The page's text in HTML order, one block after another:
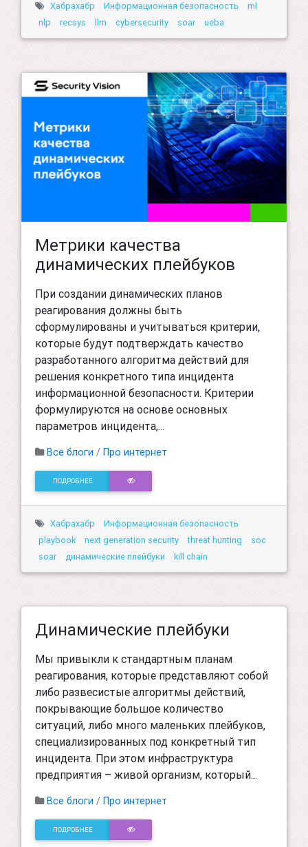
Хабрахабр Информационная безопасность
ml
nlp
recsys llm cybersecurity soar ueba
Метрики качества
динамических плейбуков
При создании динамических планов
реагирования должны быть
сформулированы и учитываться критерии,
которые будут подтверждать качество
разработанного алгоритма действий для
решения конкретного типа инцидента
информационной безопасности. Критерии
формулируются на основе основных
параметров инцидента,...
Все блоги / Про интернет
ПОДРОБНЕЕ
Хабрахабр
Информационная безопасность
playbook
next generation security threat hunting
soc
soar
динамические плейбуки kill chain
Динамические плейбуки
Мы привыкли к стандартным планам
реагирования, которые представляют собой
либо развесистые алгоритмы действий,
покрывающие большое количество
ситуаций, либо много маленьких плейбуков,
специализированных под конкретный тип
инцидента. При этом инфраструктура
предприятия – живой организм, который...
Все блоги / Про интернет
ПОДРОБНЕЕ